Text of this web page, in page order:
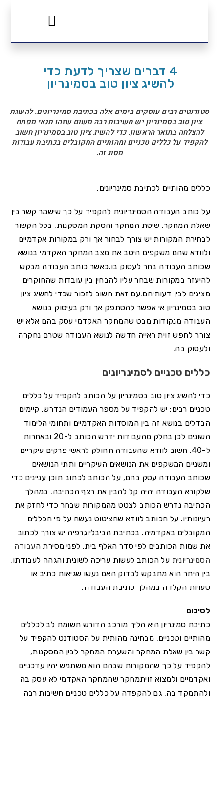
4 דברים שצריך לדעת כדי
להשיג ציון טוב בסמינריון
סטודנטים רבים עוסקים בימים אלה בכתיבת סמינריונים. להשגת
ציון טוב בסמינריון יש חשיבות רבה משום שזהו תנאי מפתח
להצלחה בתואר הראשון. כדי להשיג ציון טוב בסמינריון חשוב
להקפיד על כללים טכניים ומהותיים המקובלים בכתיבת עבודות
מסוג זה.
כללים מהותיים לכתיבת סמינריונים.
על כותב העבודה הסמינריונית להקפיד על כך שישמר קשר בין
שאלת המחקר, שיטת המחקר והסקת המסקנות. בכל הקשור
לבחירת המקורות יש צורך לבחור אך ורק במקורות אקדמיים
ולוודא שהם משקפים היטב את מצב המחקר האקדמי בנושא
שכותב העבודה בחר לעסוק בו.כאשר כותב העבודה מבקש
להיעזר במקורות שבחר עליו להבחין בין עובדות שהחוקרים
מציגים לבין דעותיהם.עם זאת חשוב לזכור שכדי להשיג ציון
טוב בסמינריון אי אפשר להסתפק אך ורק בעיסוק בנושא
העבודה מנקודות מבט שהמחקר האקדמי עסק בהם אלא יש
צורך לחפש זוית ראייה חדשה לנושא העבודה שטרם נחקרה
ולעסוק בה.
כללים טכניים לסמינריונים
כדי להשיג ציון טוב בסמינריון על הכותב להקפיד על כללים
טכניים רבים: יש להקפיד על מספר העמודים הנדרש. קיימים
הבדלים בנושא זה בין המוסדות האקדמיים ותחומי הלימוד
השונים לכן בחלק מהעבודות ידרש הכותב ל-20 ובאחרות
ל-40. חשוב לוודא שהעבודה תחולק לראשי פרקים עיקריים
ומשניים המשקפים את הנושאים העיקריים ותתי הנושאים
שכותב העבודה עסק בהם, על הכותב לכתוב תוכן עניינים כדי
שלקורא העבודה יהיה קל להבין את רצף הכתיבה. במהלך
הכתיבה נדרש הכותב לצטט מהמקורות שבחר כדי לחזק את
רעיונותיו. על הכותב לוודא שהציטוט נעשה על פי הכללים
המקובלים באקדמיה. בכתיבת הביבליוגרפיה יש צורך לכתוב
את שמות הכותבים לפי סדר האלף בית. לפני מסירת העבודה
הסמינריונית על הכותב לעשות עריכה לשונית והגהה לעבודתו.
בין היתר הוא מתבקש לבדוק האם נעשו שגיאות כתיב או
טעויות הקלדה במהלך כתיבת העבודה.
לסיכום
כתיבת סמינריון היא הליך מורכב הדורש תשומת לב לכללים
מהותיים וטכניים. מבחינה מהותית על הסטודנט להקפיד על
קשר בין שאלת המחקר והשערת המחקר לבין המסקנות,
להקפיד על כך שהמקורות שבהם הוא משתמש יהיו עדכניים
ואקדמיים ולמצוא זויתמחקר שהמחקר האקדמי לא עסק בה
ולהתמקד בה. גם להקפדה על כללים טכניים חשיבות רבה.